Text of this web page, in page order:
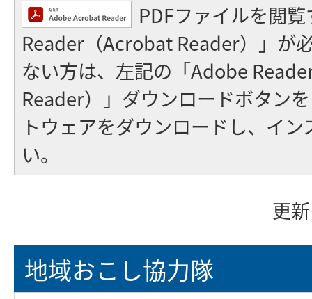
PDFファイルを閲
Reader（Acrobat Reader）」が
ない方は、左記の「Adobe
Reader）」ダウンロードボタン
トウェアをダウンロードし、イ
い。
更
地域おこし協力隊